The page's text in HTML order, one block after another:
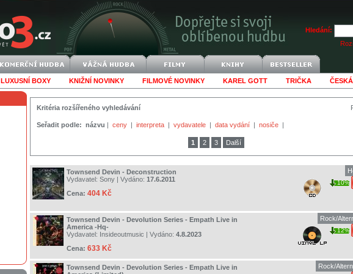
Hledání:
LUXUSNÍ BOXY KNIŽNÍ NOVINKY FILMOVÉ NOVINKY KAREL GOTT TRIČKA
Kritéria rozšířeného vyhledávání
Seřadit podle: názvu | ceny | interpreta | vydavatele | data vydání | nosiče |
1 2 3 Další
Townsend Devin - Deconstruction
Vydavatel: Sony | Vydáno: 17.6.2011
Cena: 404 Kč
10%
Townsend Devin - Devolution Series - Empath Live in
America -Hq-
Vydavatel: Insideoutmusic | Vydáno: 4.8.2023
Cena: 633 Kč
Rock/
12%
Townsend Devin - Devolution Series - Empath Live in
Rock/